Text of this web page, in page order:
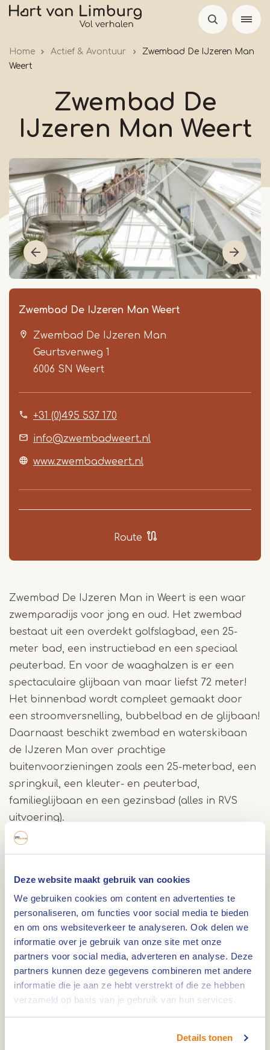
Deze website maakt gebruik van cookies
We gebruiken cookies om content en advertenties te
personaliseren, om functies voor social media te bieden
en om ons websiteverkeer te analyseren. Ook delen we
informatie over je gebruik van onze site met onze
partners voor social media, adverteren en analyse. Deze
partners kunnen deze gegevens combineren met andere
informatie die je aan ze hebt verstrekt of die ze hebben
verzameld op basis van je gebruik van hun services.
Details tonen
Overslaan
Home Actief & Avontuur
Zwembad De IJzeren Man
Weert
Zwembad De
IJzeren Man Weert
Zwembad De IJzeren Man Weert
Zwembad De IJzeren Man
Geurtsvenweg 1
6006 SN Weert
+31 (0)495 537 170
info@zwembadweert.nl
www.zwembadweert.nl
Route
Item
Zwembad De IJzeren Man in Weert is een waar
zwemparadijs voor jong en oud. Het zwembad
bestaat uit een overdekt golfslagbad, een 25-
meter bad, een instructiebad en een speciaal
peuterbad. En voor de waaghalzen is er een
spectaculaire glijbaan van maar liefst 72 meter!
Het binnenbad wordt compleet gemaakt door
een stroomversnelling, bubbelbad en de glijbaan!
Daarnaast beschikt zwembad en waterskibaan
de IJzeren Man over prachtige
buitenvoorzieningen zoals een 25-meterbad, een
springkuil, een kleuter- en peuterbad,
familieglijbaan en een gezinsbad (alles in RVS
uitvoering).
Er is ook een mooie ligweide inclusief horeca en
sport- en speelmogelijkheden voor de kinderen!
gaan waterskiën of wakeboarden bij
waterskibaan de IJzeren Man !
Zwembad & waterskibaan de IJzeren Man, een
hele dag waterpret!
Openingstijden